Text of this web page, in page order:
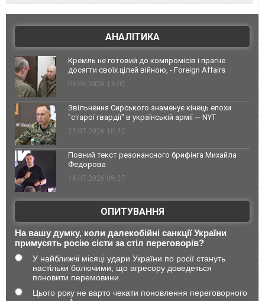
АНАЛІТИКА
Кремль не готовий до компромісів і прагне
досягти своїх цілей війною, - Foreign Affairs
03.08.2026 13:02
Звільнення Сирського знаменує кінець епохи
"старої гвардії" в українській армії — NYT
23.07.2026 10:32
Повний текст резонансного брифінга Михайла
Федорова
18.07.2026 09:27
ОПИТУВАННЯ
На вашу думку, коли далекобійні санкції України
примусять росію сісти за стіл переговорів?
У найближчі місяці удари України по росії стануть
настільки болючими, що агресору доведеться
поновити перемовини
Цього року не варто чекати поновлення переговорного